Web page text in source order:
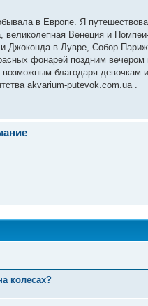
в Европе. Я
Венеция и
в Лувре, Собор
фонарей поздним
благодаря девочкам
akvarium-putevok.com.ua .
колесах?